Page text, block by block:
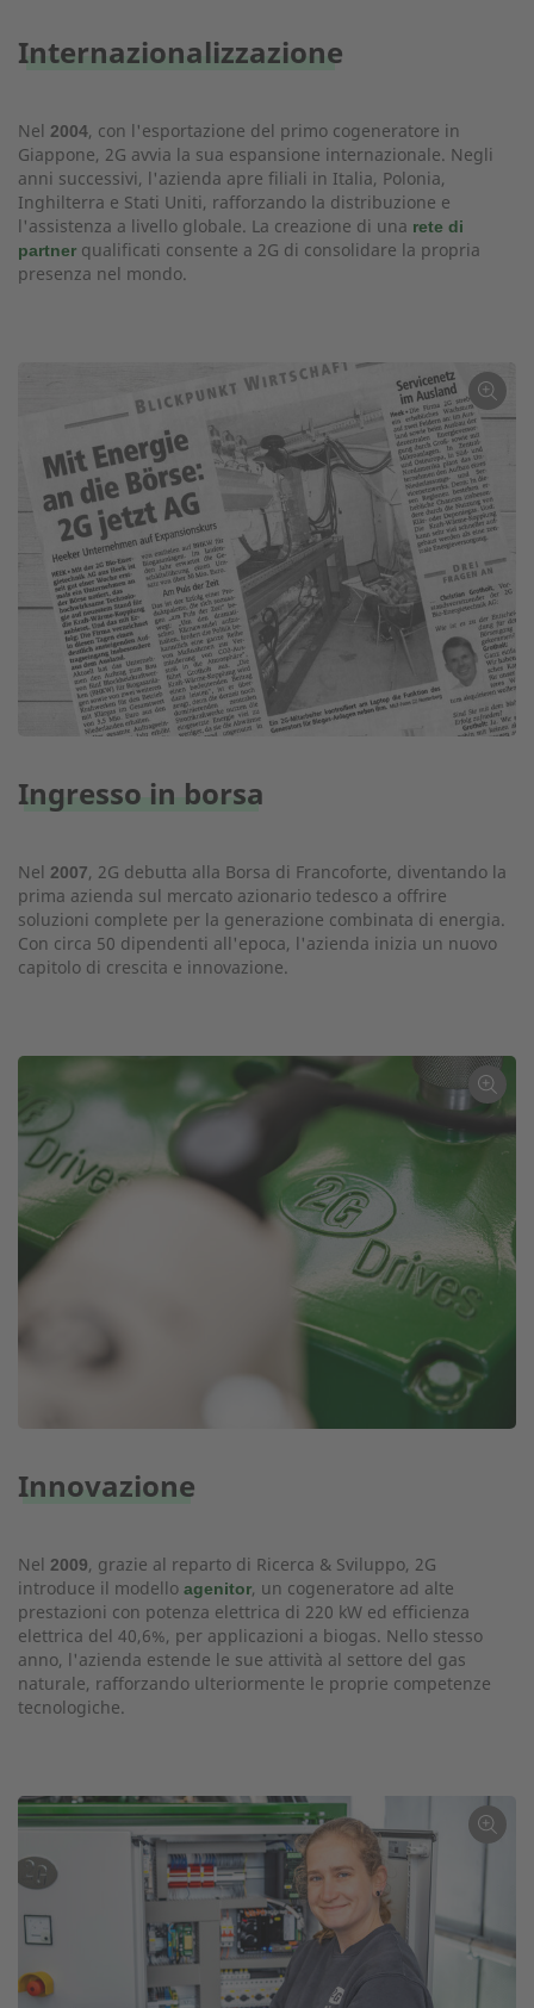
Internazionalizzazione
Nel 2004, con l'esportazione del primo cogeneratore in
Giappone, 2G avvia la sua espansione internazionale. Negli
anni successivi, l'azienda apre filiali in Italia, Polonia,
Inghilterra e Stati Uniti, rafforzando la distribuzione e
l'assistenza a livello globale. La creazione di una rete di
partner qualificati consente a 2G di consolidare la propria
presenza nel mondo.
Ingresso in borsa
Nel 2007, 2G debutta alla Borsa di Francoforte, diventando la
prima azienda sul mercato azionario tedesco a offrire
soluzioni complete per la generazione combinata di energia.
Con circa 50 dipendenti all'epoca, l'azienda inizia un nuovo
capitolo di crescita e innovazione.
Innovazione
Nel 2009, grazie al reparto di Ricerca & Sviluppo, 2G
introduce il modello agenitor, un cogeneratore ad alte
prestazioni con potenza elettrica di 220 kW ed efficienza
elettrica del 40,6%, per applicazioni a biogas. Nello stesso
anno, l'azienda estende le sue attività al settore del gas
naturale, rafforzando ulteriormente le proprie competenze
tecnologiche.